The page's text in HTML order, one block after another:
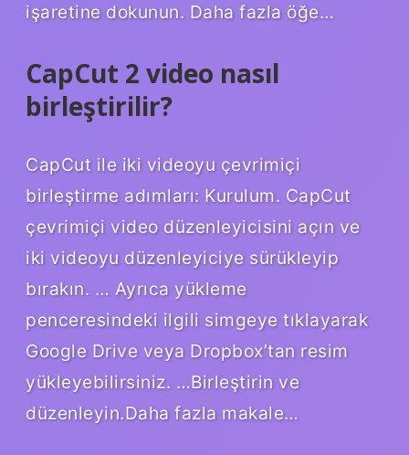
işaretine dokunun. Daha fazla öğe…
CapCut 2 video nasıl
birleştirilir?
CapCut ile iki videoyu çevrimiçi
birleştirme adımları: Kurulum. CapCut
çevrimiçi video düzenleyicisini açın ve
iki videoyu düzenleyiciye sürükleyip
bırakın. … Ayrıca yükleme
penceresindeki ilgili simgeye tıklayarak
Google Drive veya Dropbox’tan resim
yükleyebilirsiniz. …Birleştirin ve
düzenleyin.Daha fazla makale…